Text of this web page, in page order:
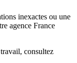
inexactes ou une
agence France
, consultez